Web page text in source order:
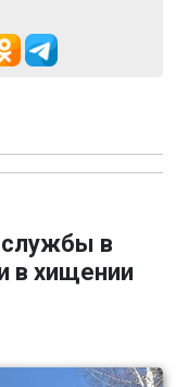
в
в хищении